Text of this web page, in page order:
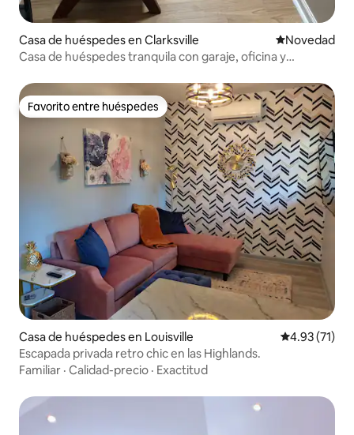
Casa de huéspedes en Clarksville Lugar para
Novedad
Casa de huéspedes tranquila con garaje, oficina y
Favorito entre huéspedes
Favorito entre huéspedes
Casa de huéspedes en Louisville Calificación
4.93 (71)
Escapada privada retro chic en las Highlands.
Familiar · Calidad-precio · Exactitud